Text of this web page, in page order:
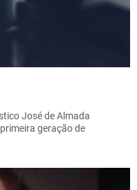
José de Almada
geração de